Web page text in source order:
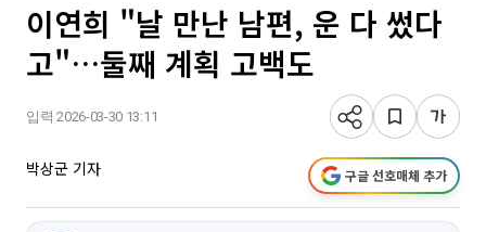
이연희 "날 만난 남편, 운 다 썼다
고"…둘째 계획 고백도
입력 2026-03-30 13:11
박상군 기자 구글 선호매체 추가